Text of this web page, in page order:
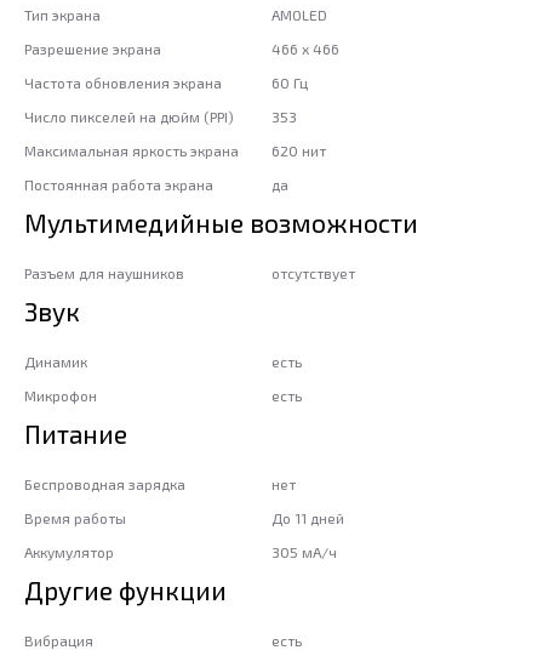
Тип экрана
AMOLED
Разрешение экрана
466 x 466
Частота обновления экрана
60 Гц
Число пикселей на дюйм (PPI)
353
Максимальная яркость экрана
620 нит
Постоянная работа экрана
да
Мультимедийные возможности
Разъем для наушников отсутствует
Звук
Динамик
есть
Микрофон
есть
Питание
Беспроводная зарядка
нет
Время работы
До 11 дней
Аккумулятор
305 мА/ч
Другие функции
Вибрация
есть